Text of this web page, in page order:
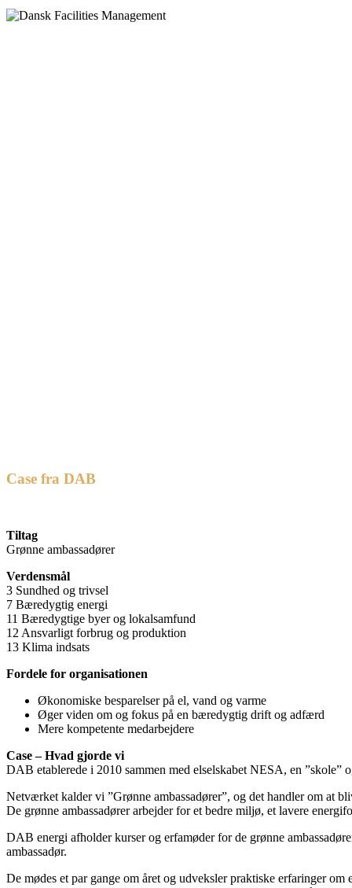
Case fra DAB
Tiltag
Grønne ambassadører
Verdensmål
3 Sundhed og trivsel
7 Bæredygtig energi
11 Bæredygtige byer og lokalsamfund
12 Ansvarligt forbrug og produktion
13 Klima indsats
Fordele for organisationen
Økonomiske besparelser på el, vand og varme
Øger viden om og fokus på en bæredygtig drift og adfærd
Mere kompetente medarbejdere
Case – Hvad gjorde vi
DAB etablerede i 2010 sammen med elselskabet NESA, en
Netværket kalder vi ”Grønne ambassadører”, og det handler om at
De grønne ambassadører arbejder for et bedre miljø, et lavere
DAB energi afholder kurser og erfamøder for de grønne
ambassadør.
De mødes et par gange om året og udveksler praktiske erfaringer